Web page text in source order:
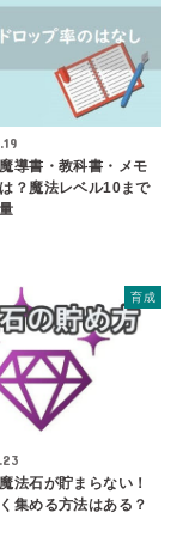
導書・教科書・メモ
？魔法レベル10まで
育成
法石が貯まらない！
集める方法はある？